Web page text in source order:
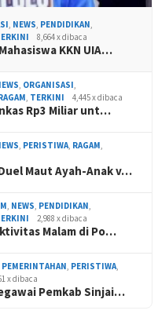
, NEWS, PENDIDIKAN,
8,664 x dibaca
KKN UIA…
, ORGANISASI,
, TERKINI 4,445 x dibaca
Rp3 Miliar unt…
, PERISTIWA, RAGAM,
Maut Ayah-Anak v…
, NEWS, PENDIDIKAN,
2,988 x dibaca
Malam di Po…
PEMERINTAHAN, PERISTIWA,
x dibaca
Pemkab Sinjai…